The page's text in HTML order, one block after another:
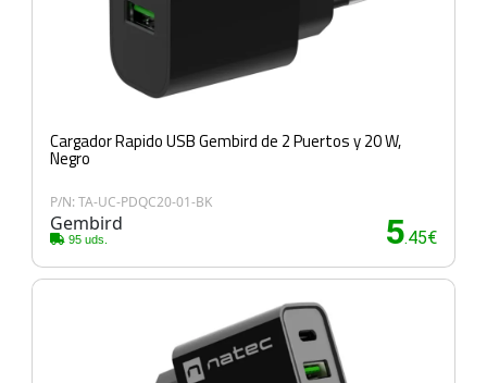
Cargador Rapido USB Gembird de 2 Puertos y 20 W,
Negro
P/N: TA-UC-PDQC20-01-BK
Gembird
95 uds. 5.45€